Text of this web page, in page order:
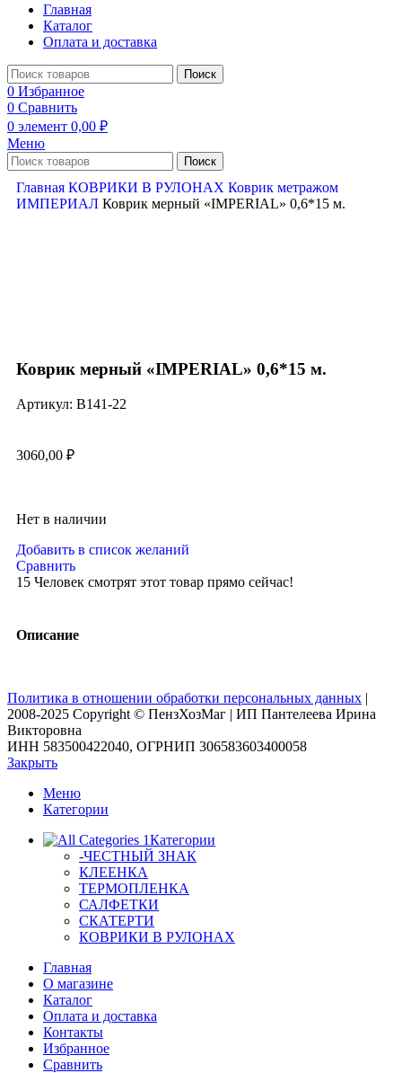
Главная
Каталог
Оплата и доставка
Поиск
0 Избранное
0 Сравнить
0 элемент 0,00 ₽
Меню
Поиск
Главная КОВРИКИ В РУЛОНАХ Коврик метражом
ИМПЕРИАЛ Коврик мерный «IMPERIAL» 0,6*15 м.
Коврик мерный «IMPERIAL» 0,6*15 м.
Артикул: B141-22
3060,00 ₽
Нет в наличии
Добавить в список желаний
Сравнить
15 Человек смотрят этот товар прямо сейчас!
Описание
Политика в отношении обработки персональных данных |
2008-2025 Copyright © ПензХозМаг | ИП Пантелеева Ирина
Викторовна
ИНН 583500422040, ОГРНИП 306583603400058
Закрыть
Меню
Категории
Категории
-ЧЕСТНЫЙ ЗНАК
КЛЕЕНКА
ТЕРМОПЛЕНКА
САЛФЕТКИ
СКАТЕРТИ
КОВРИКИ В РУЛОНАХ
Главная
О магазине
Каталог
Оплата и доставка
Контакты
Избранное
Сравнить